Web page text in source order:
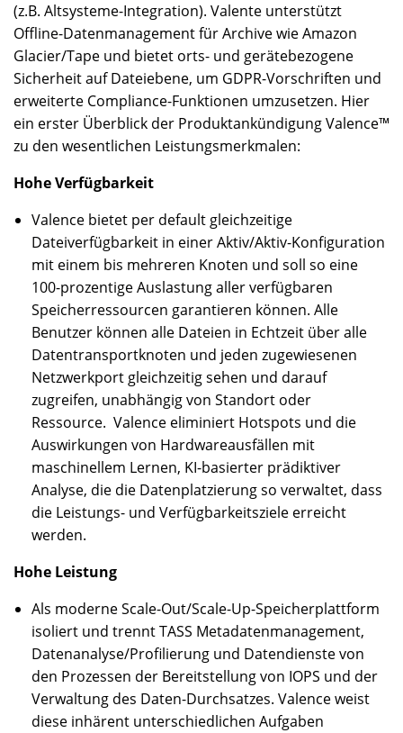
(z.B. Altsysteme-Integration). Valente unterstützt
Offline-Datenmanagement für Archive wie Amazon
Glacier/Tape und bietet orts- und gerätebezogene
Sicherheit auf Dateiebene, um GDPR-Vorschriften und
erweiterte Compliance-Funktionen umzusetzen. Hier
ein erster Überblick der Produktankündigung Valence™
zu den wesentlichen Leistungsmerkmalen:
Hohe Verfügbarkeit
Valence bietet per default gleichzeitige
Dateiverfügbarkeit in einer Aktiv/Aktiv-Konfiguration
mit einem bis mehreren Knoten und soll so eine
100-prozentige Auslastung aller verfügbaren
Speicherressourcen garantieren können. Alle
Benutzer können alle Dateien in Echtzeit über alle
Datentransportknoten und jeden zugewiesenen
Netzwerkport gleichzeitig sehen und darauf
zugreifen, unabhängig von Standort oder
Ressource. Valence eliminiert Hotspots und die
Auswirkungen von Hardwareausfällen mit
maschinellem Lernen, KI-basierter prädiktiver
Analyse, die die Datenplatzierung so verwaltet, dass
die Leistungs- und Verfügbarkeitsziele erreicht
werden.
Hohe Leistung
Als moderne Scale-Out/Scale-Up-Speicherplattform
isoliert und trennt TASS Metadatenmanagement,
Datenanalyse/Profilierung und Datendienste von
den Prozessen der Bereitstellung von IOPS und der
Verwaltung des Daten-Durchsatzes. Valence weist
diese inhärent unterschiedlichen Aufgaben